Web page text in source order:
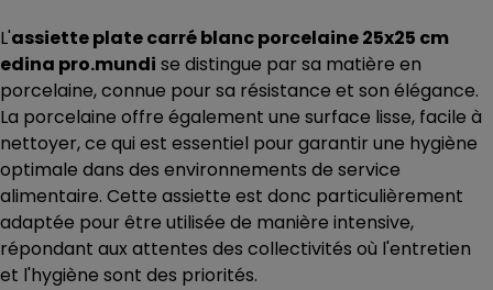
L'assiette plate carré blanc porcelaine 25x25 cm
edina pro.mundi se distingue par sa matière en
porcelaine, connue pour sa résistance et son élégance.
La porcelaine offre également une surface lisse, facile à
nettoyer, ce qui est essentiel pour garantir une hygiène
optimale dans des environnements de service
alimentaire. Cette assiette est donc particulièrement
adaptée pour être utilisée de manière intensive,
répondant aux attentes des collectivités où l'entretien
et l'hygiène sont des priorités.